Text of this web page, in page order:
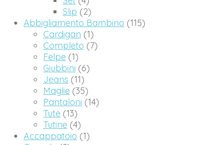
Slip (2)
Abbigliamento Bambino (115)
Cardigan (1)
Completo (7)
Felpe (1)
Giubbini (6)
Jeans (11)
Maglie (35)
Pantaloni (14)
Tute (13)
Tutine (4)
Accappatoio (1)